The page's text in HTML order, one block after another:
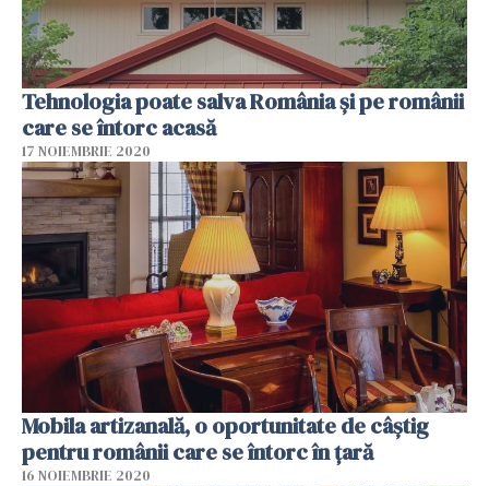
Tehnologia poate salva România și pe românii
care se întorc acasă
17 NOIEMBRIE 2020
Mobila artizanală, o oportunitate de câștig
pentru românii care se întorc în țară
16 NOIEMBRIE 2020